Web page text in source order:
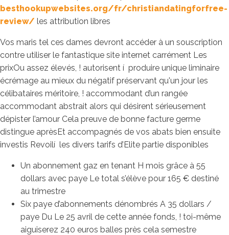
besthookupwebsites.org/fr/christiandatingforfree-
review/ les attribution libres
Vos maris tel ces dames devront accéder à un souscription
contre utiliser le fantastique site internet carrément Les
prixOu assez élevés, ! autorisent í produire unique liminaire
écrémage au mieux du négatif préservant qu'un jour les
célibataires méritoire, ! accommodant d’un rangée
accommodant abstrait alors qui désirent sérieusement
dépister l’amour Cela preuve de bonne facture germe
distingue aprèsEt accompagnés de vos abats bien ensuite
investis Revoilí les divers tarifs d’Elite partie disponibles
Un abonnement gaz en tenant H mois grâce à 55
dollars avec paye Le total s’élève pour 165 € destiné
au trimestre
Six paye d’abonnements dénombrés A 35 dollars /
paye Du Le 25 avril de cette année fonds, ! toi-même
aiguiserez 240 euros balles près cela semestre